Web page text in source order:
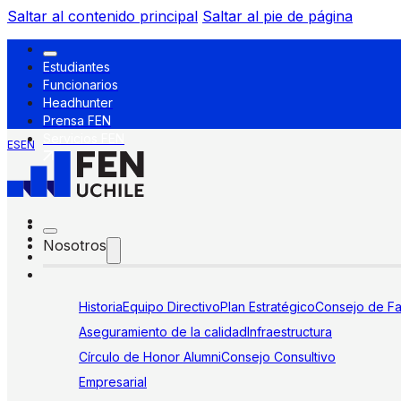
Saltar al contenido principal Saltar al pie de página
Estudiantes
Funcionarios
Headhunter
Prensa FEN
ESEN
Nosotros
HistoriaEquipo DirectivoPlan EstratégicoConsejo de
Aseguramiento de la calidadInfraestructura
Círculo de Honor AlumniConsejo Consultivo
Empresarial